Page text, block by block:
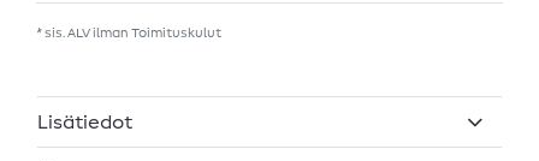
* sis. ALV ilman Toimituskulut
Lisätiedot